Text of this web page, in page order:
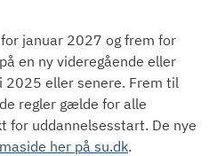
januar 2027 og frem for
en ny videregående eller
2025 eller senere. Frem til
regler gælde for alle
for uddannelsesstart. De nye
her på su.dk.